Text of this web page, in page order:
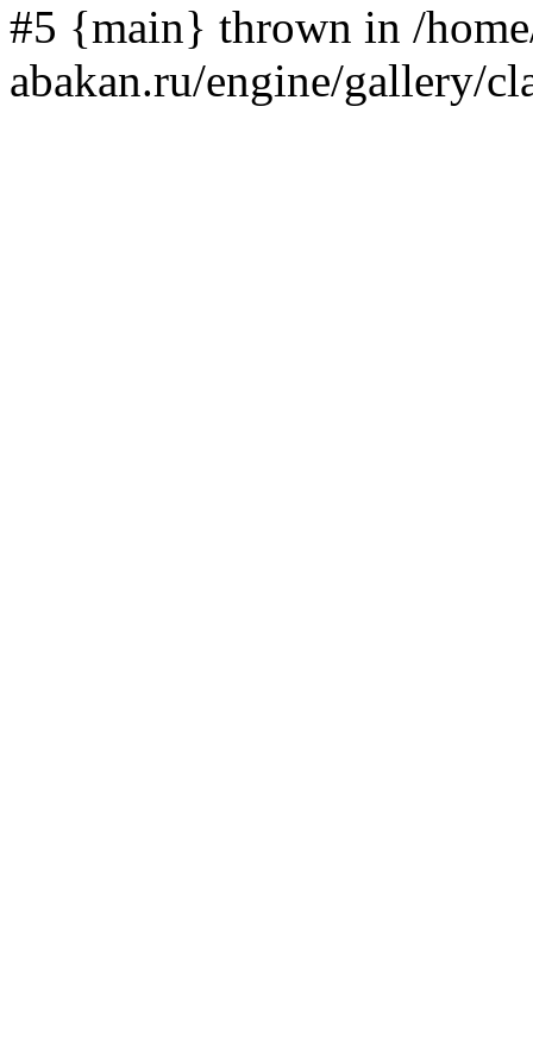
#5 {main} thrown in /
abakan.ru/engine/gallery/